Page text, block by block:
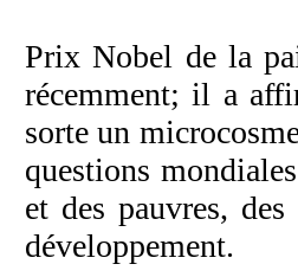
Prix Nobel de la
récemment; il a
sorte un
questions
et des pauvres,
développement.